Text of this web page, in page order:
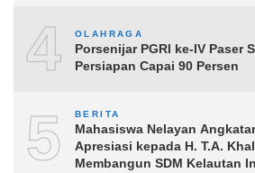
4 OLAHRAGA
Porsenijar PGRI ke-IV Paser
Persiapan Capai 90 Persen
5 BERITA
Mahasiswa Nelayan
Apresiasi kepada H. T.A.
Membangun SDM Kelautan